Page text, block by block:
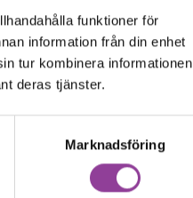
funktioner för
information från din enhet
tur kombinera informationen
deras tjänster.
Marknadsföring